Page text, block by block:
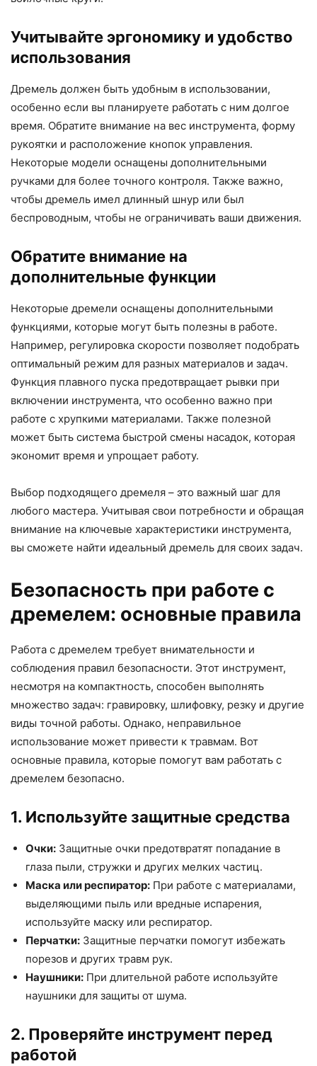
Учитывайте эргономику и удобство
использования
Дремель должен быть удобным в использовании,
особенно если вы планируете работать с ним долгое
время. Обратите внимание на вес инструмента, форму
рукоятки и расположение кнопок управления.
Некоторые модели оснащены дополнительными
ручками для более точного контроля. Также важно,
чтобы дремель имел длинный шнур или был
беспроводным, чтобы не ограничивать ваши движения.
Обратите внимание на
дополнительные функции
Некоторые дремели оснащены дополнительными
функциями, которые могут быть полезны в работе.
Например, регулировка скорости позволяет подобрать
оптимальный режим для разных материалов и задач.
Функция плавного пуска предотвращает рывки при
включении инструмента, что особенно важно при
работе с хрупкими материалами. Также полезной
может быть система быстрой смены насадок, которая
экономит время и упрощает работу.
Выбор подходящего дремеля – это важный шаг для
любого мастера. Учитывая свои потребности и обращая
внимание на ключевые характеристики инструмента,
вы сможете найти идеальный дремель для своих задач.
Безопасность при работе с
дремелем: основные правила
Работа с дремелем требует внимательности и
соблюдения правил безопасности. Этот инструмент,
несмотря на компактность, способен выполнять
множество задач: гравировку, шлифовку, резку и другие
виды точной работы. Однако, неправильное
использование может привести к травмам. Вот
основные правила, которые помогут вам работать с
дремелем безопасно.
1. Используйте защитные средства
Очки: Защитные очки предотвратят попадание в
глаза пыли, стружки и других мелких частиц.
Маска или респиратор: При работе с материалами,
выделяющими пыль или вредные испарения,
используйте маску или респиратор.
Перчатки: Защитные перчатки помогут избежать
порезов и других травм рук.
Наушники: При длительной работе используйте
наушники для защиты от шума.
2. Проверяйте инструмент перед
работой